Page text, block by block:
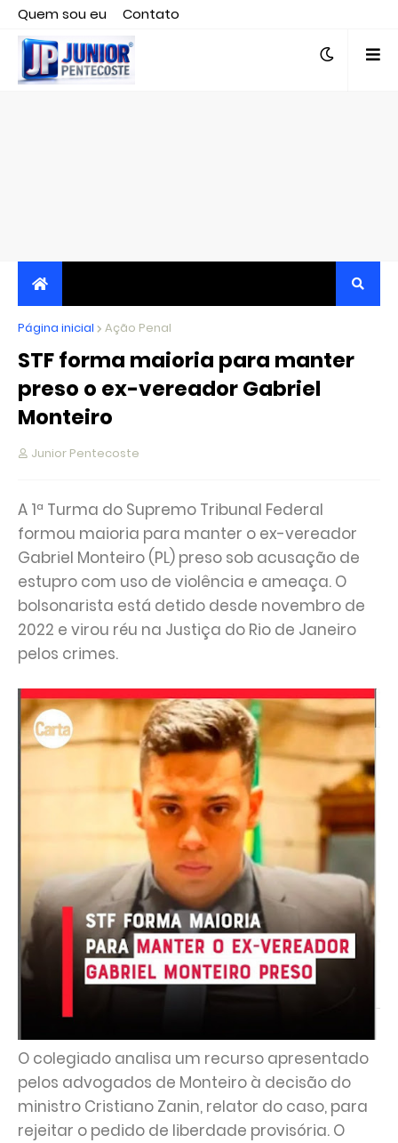
Quem sou eu
Contato
Editor responsável, jornalista Clovis Almeida.
JORNALISMO INDEPENDENTE, TRANSPARENTE E
CRÍTICO
Página inicial Ação Penal
STF forma maioria para manter
preso o ex-vereador Gabriel
Monteiro
Junior Pentecoste
A 1ª Turma do Supremo Tribunal Federal
formou maioria para manter o ex-vereador
Gabriel Monteiro (PL) preso sob acusação de
estupro com uso de violência e ameaça. O
bolsonarista está detido desde novembro de
2022 e virou réu na Justiça do Rio de Janeiro
pelos crimes.⁠
O colegiado analisa um recurso apresentado
pelos advogados de Monteiro à decisão do
ministro Cristiano Zanin, relator do caso, para
rejeitar o pedido de liberdade provisória. O